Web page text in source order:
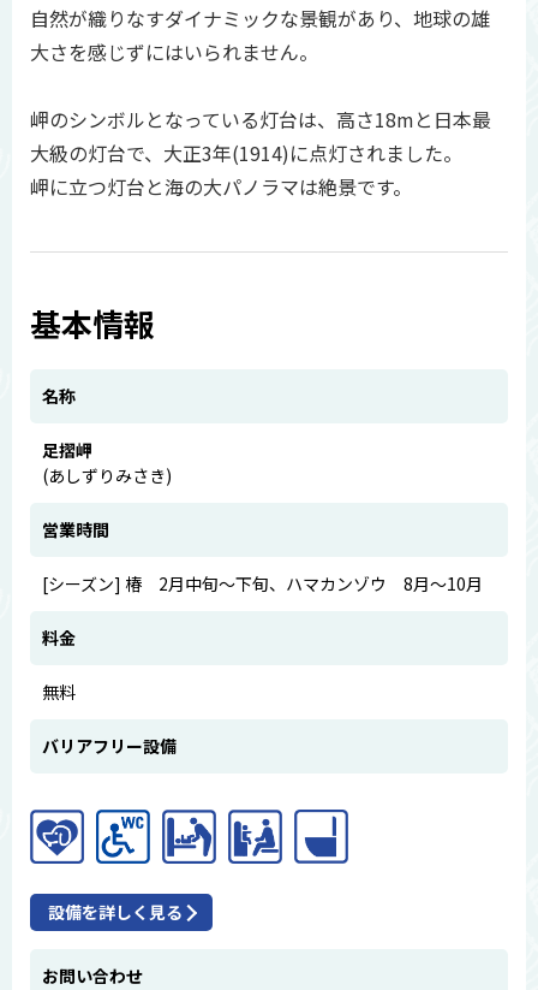
自然が織りなすダイナミックな景観があり、地球の雄
大さを感じずにはいられません。
岬のシンボルとなっている灯台は、高さ18mと日本最
大級の灯台で、大正3年(1914)に点灯されました。
岬に立つ灯台と海の大パノラマは絶景です。
基本情報
名称
足摺岬
(あしずりみさき)
営業時間
[シーズン] 椿 2月中旬～下旬、ハマカンゾウ 8月～10月
料金
無料
バリアフリー設備
設備を詳しく見る
お問い合わせ